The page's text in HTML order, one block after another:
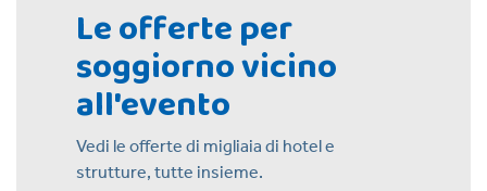
Le offerte per
soggiorno vicino
all'evento
Vedi le offerte di migliaia di hotel e
strutture, tutte insieme.